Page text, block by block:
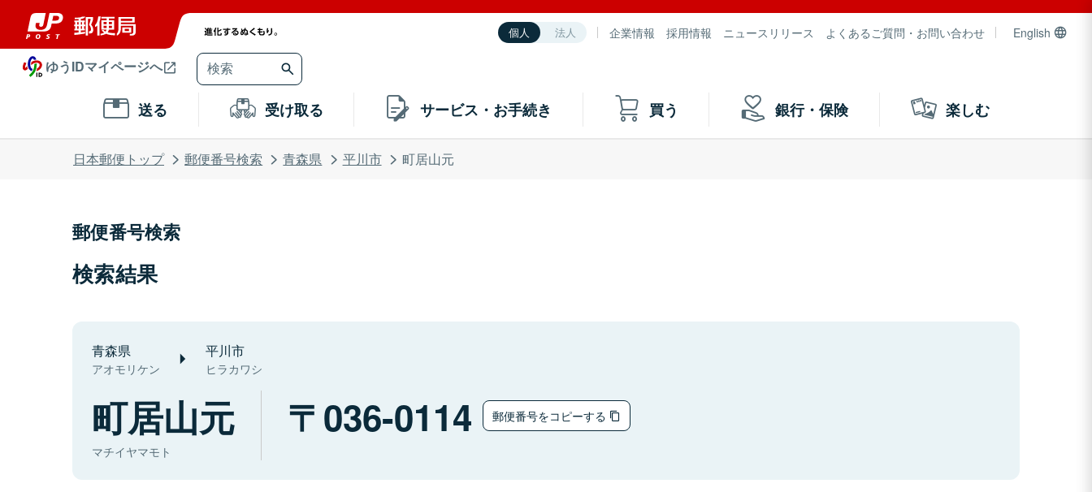
個人 法人 企業情報 採用情報 ニュースリリース よくあるご質問・お問い合わせ English
ゆうIDマイページへ
送る 受け取る サービス・お手続き 買う 銀行・保険 楽しむ
日本郵便トップ 郵便番号検索 青森県 平川市 町居山元
郵便番号検索
検索結果
青森県
アオモリケン
平川市
ヒラカワシ
町居山元
マチイヤマモト
036-0114 郵便番号をコピーする